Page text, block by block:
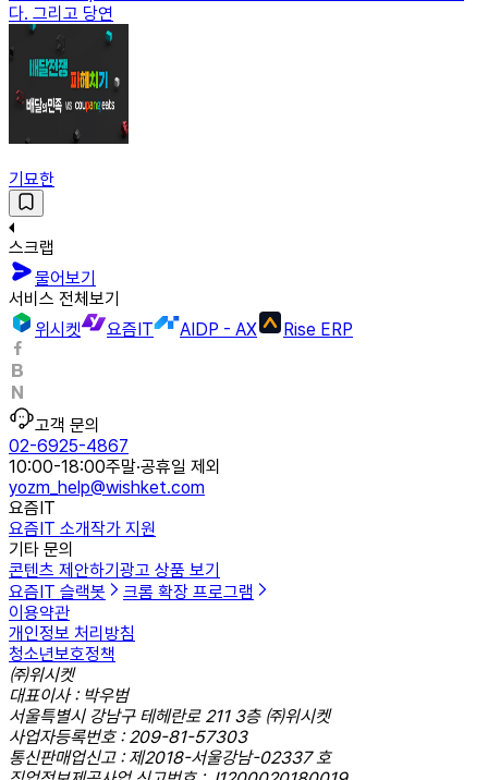
다. 그리고 당연
기묘한
스크랩
물어보기
서비스 전체보기
위시켓
요즘IT AIDP - AX Rise ERP
고객 문의
02-6925-4867
10:00-18:00주말·공휴일 제외
yozm_help@wishket.com
요즘IT
요즘IT 소개작가 지원
기타 문의
콘텐츠 제안하기 광고 상품 보기
요즘IT 슬랙봇
크롬 확장 프로그램
이용약관
개인정보 처리방침
청소년보호정책
㈜위시켓
대표이사 : 박우범
서울특별시 강남구 테헤란로 211 3층 ㈜위시켓
사업자등록번호 : 209-81-57303
통신판매업신고 : 제2018-서울강남-02337 호